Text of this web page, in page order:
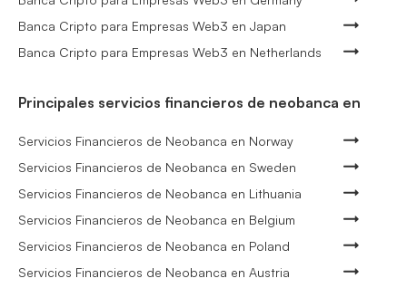
Banca Cripto para Empresas Web3 en Japan
Banca Cripto para Empresas Web3 en Netherlands
Principales servicios financieros de neobanca en
Servicios Financieros de Neobanca en Norway
Servicios Financieros de Neobanca en Sweden
Servicios Financieros de Neobanca en Lithuania
Servicios Financieros de Neobanca en Belgium
Servicios Financieros de Neobanca en Poland
Servicios Financieros de Neobanca en Austria